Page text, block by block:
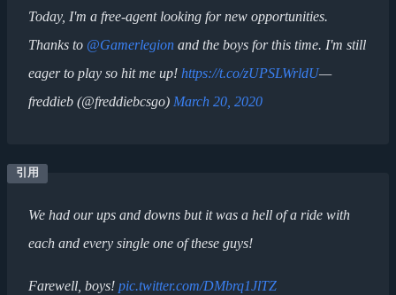
Today, I'm a free-agent looking for new opportunities.
Thanks to @Gamerlegion and the boys for this time. I'm still
eager to play so hit me up! https://t.co/zUPSLWrldU—
freddieb (@freddiebcsgo) March 20, 2020
We had our ups and downs but it was a hell of a ride with
each and every single one of these guys!
Farewell, boys! pic.twitter.com/DMbrq1JlTZ